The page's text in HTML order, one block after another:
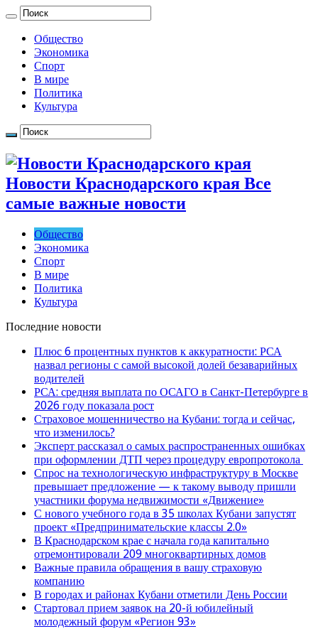
Общество
Экономика
Спорт
В мире
Политика
Культура
Новости Краснодарского края Все
самые важные новости
Общество
Экономика
Спорт
В мире
Политика
Культура
Последние новости
Плюс 6 процентных пунктов к аккуратности: РСА
назвал регионы с самой высокой долей безаварийных
водителей
РСА: средняя выплата по ОСАГО в Санкт-Петербурге в
2026 году показала рост
Страховое мошенничество на Кубани: тогда и сейчас,
что изменилось?
Эксперт рассказал о самых распространенных ошибках
при оформлении ДТП через процедуру европротокола
Спрос на технологическую инфраструктуру в Москве
превышает предложение — к такому выводу пришли
участники форума недвижимости «Движение»
С нового учебного года в 35 школах Кубани запустят
проект «Предпринимательские классы 2.0»
В Краснодарском крае с начала года капитально
отремонтировали 209 многоквартирных домов
Важные правила обращения в вашу страховую
компанию
В городах и районах Кубани отметили День России
Стартовал прием заявок на 20-й юбилейный
молодежный форум «Регион 93»